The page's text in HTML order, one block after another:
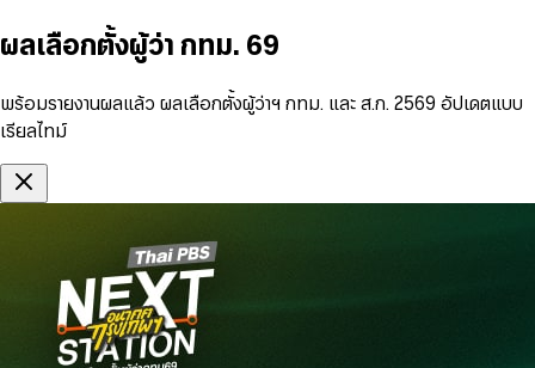
ผลเลือกตั้งผู้ว่า กทม. 69
พร้อมรายงานผลแล้ว ผลเลือกตั้งผู้ว่าฯ กทม. และ ส.ก. 2569 อัปเดตแบบ
เรียลไทม์